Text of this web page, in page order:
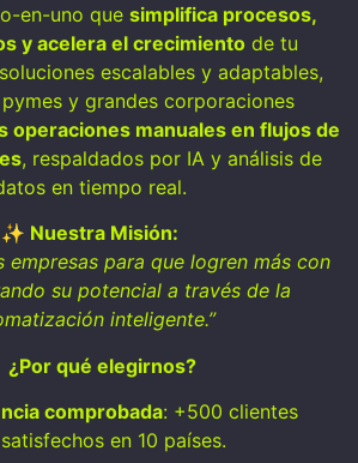
en-uno que simplifica procesos,
y acelera el crecimiento de tu
escalables y adaptables,
y grandes corporaciones
operaciones manuales en flujos de
, respaldados por IA y análisis de
en tiempo real.
✨ Nuestra Misión:
empresas para que logren más con
su potencial a través de la
inteligente.”
qué elegirnos?
comprobada: +500 clientes
satisfechos en 10 países.